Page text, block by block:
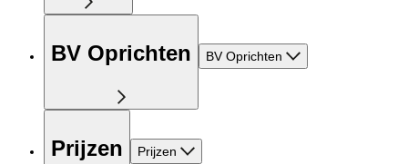
BV Oprichten BV Oprichten
Prijzen Prijzen